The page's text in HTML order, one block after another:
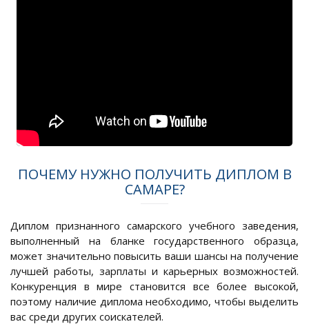
ПОЧЕМУ НУЖНО ПОЛУЧИТЬ ДИПЛОМ В
САМАРЕ?
Диплом признанного самарского учебного заведения,
выполненный на бланке государственного образца,
может значительно повысить ваши шансы на получение
лучшей работы, зарплаты и карьерных возможностей.
Конкуренция в мире становится все более высокой,
поэтому наличие диплома необходимо, чтобы выделить
вас среди других соискателей.